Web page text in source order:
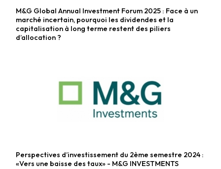
Fonds diversifiés
M&G Global Annual Investment Forum 2025 : Face à un
marché incertain, pourquoi les dividendes et la
capitalisation à long terme restent des piliers
d’allocation ?
Fonds diversifiés
Perspectives d’investissement du 2ème semestre 2024 :
«Vers une baisse des taux» - M&G INVESTMENTS